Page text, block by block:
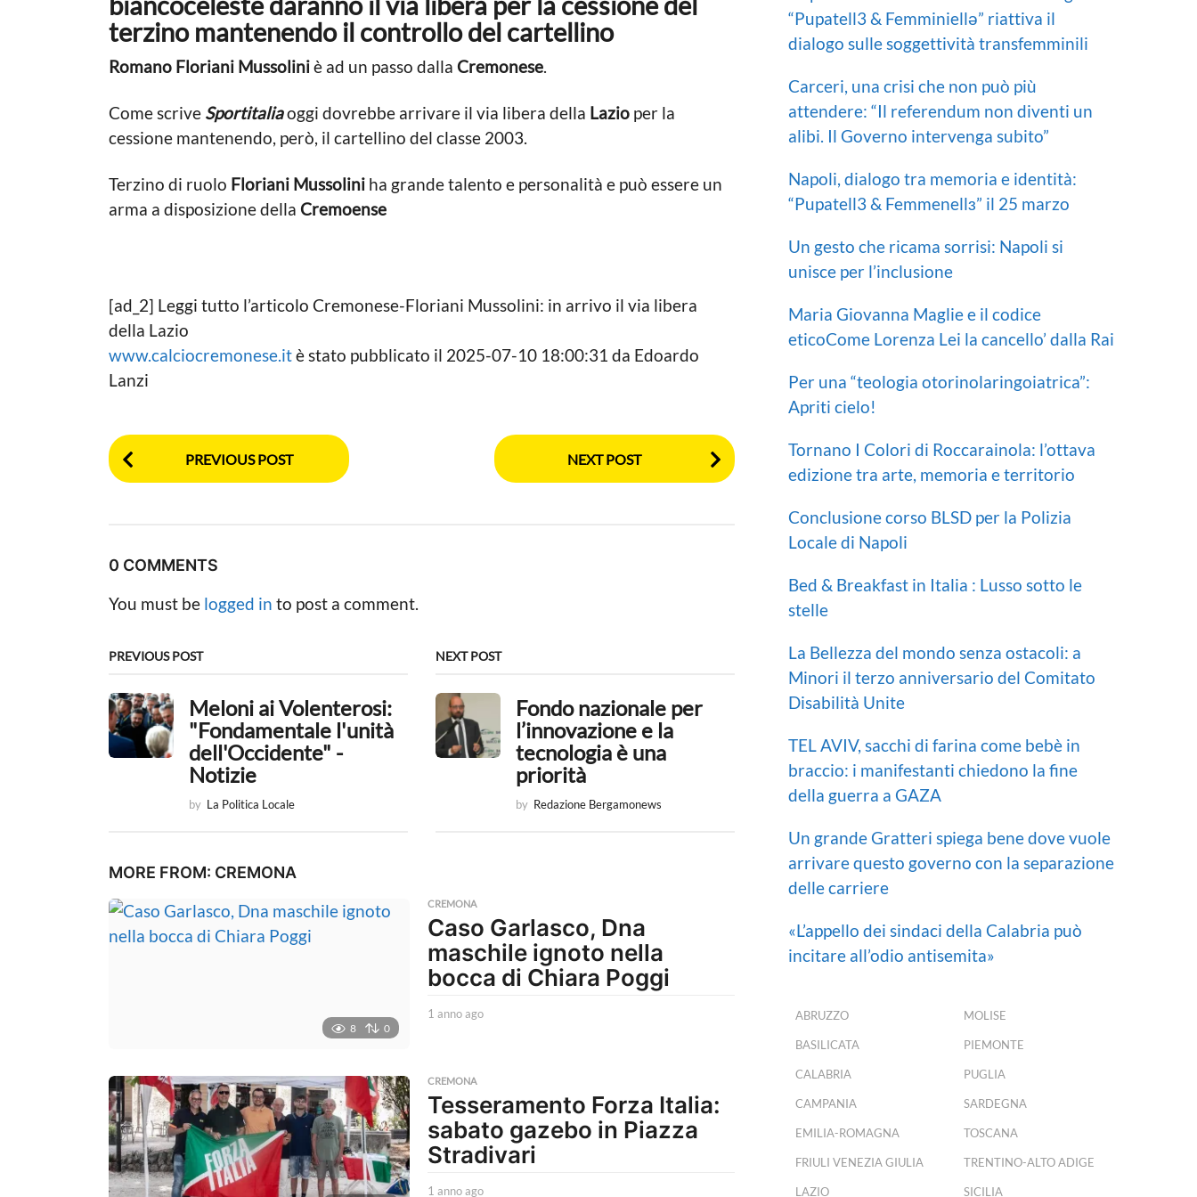
a
n
n
a
g
d
o
L
a
i
o
terzino mantenendo il controllo del cartellino
Romano Floriani Mussoliniè ad un passo dalla Cremonese.
Come scrive Sportitaliaoggi dovrebbe arrivare il via libera della Lazio per la
cessione mantenendo, però, il cartellino del classe 2003.
Terzino di ruolo Floriani Mussolini ha grande talento e personalità e può essere un
arma a disposizione della Cremoense
[ad_2] Leggi tutto l’articolo Cremonese-Floriani Mussolini: in arrivo il via libera
della Lazio
www.calciocremonese.itè stato pubblicato il 2025-07-10 18:00:31 da Edoardo
Lanzi
P
o
t
a
g
i
n
a
o
n
PREVIOUS POST NEXT POST
0 COMMENTS
You must be logged in to post a comment.
PREVIOUS POST
Meloni ai Volenterosi:
"Fondamentale l'unità
dell'Occidente" -
Notizie
by La Politica Locale
NEXT POST
Fondo nazionale per
l’innovazione e la
tecnologia è una
priorità
by Redazione Bergamonews
MORE FROM: CREMONA
8 0
CREMONA
Caso Garlasco, Dna
maschile ignoto nella
bocca di Chiara Poggi
1 anno ago1
a
g
o
CREMONA
Tesseramento Forza Italia:
sabato gazebo in Piazza
Stradivari
1 anno ago1
“Pupatell3 & Femminiellə” riattiva il
dialogo sulle soggettività transfemminili
Carceri, una crisi che non può più
attendere: “Il referendum non diventi un
alibi. Il Governo intervenga subito”
Napoli, dialogo tra memoria e identità:
“Pupatell3 & Femmenellɜ” il 25 marzo
Un gesto che ricama sorrisi: Napoli si
unisce per l’inclusione
Maria Giovanna Maglie e il codice
eticoCome Lorenza Lei la cancello’ dalla Rai
Per una “teologia otorinolaringoiatrica”:
Apriti cielo!
Tornano I Colori di Roccarainola: l’ottava
edizione tra arte, memoria e territorio
Conclusione corso BLSD per la Polizia
Locale di Napoli
Bed & Breakfast in Italia : Lusso sotto le
stelle
La Bellezza del mondo senza ostacoli: a
Minori il terzo anniversario del Comitato
Disabilità Unite
TEL AVIV, sacchi di farina come bebè in
braccio: i manifestanti chiedono la fine
della guerra a GAZA
Un grande Gratteri spiega bene dove vuole
arrivare questo governo con la separazione
delle carriere
«L’appello dei sindaci della Calabria può
incitare all’odio antisemita»
ABRUZZO
BASILICATA
CALABRIA
CAMPANIA
EMILIA-ROMAGNA
FRIULI VENEZIA GIULIA
LAZIO
MOLISE
PIEMONTE
PUGLIA
SARDEGNA
TOSCANA
TRENTINO-ALTO ADIGE
SICILIA